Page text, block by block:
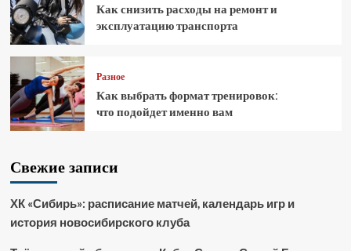
Как снизить расходы на ремонт и
эксплуатацию транспорта
Разное
Как выбрать формат тренировок:
что подойдет именно вам
Свежие записи
ХК «Сибирь»: расписание матчей, календарь игр и
история новосибирского клуба